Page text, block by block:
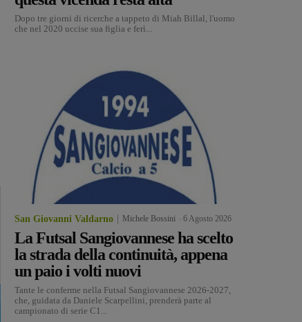
Dopo tre giorni di ricerche a tappeto di Miah Billal, l'uomo
che nel 2020 uccise sua figlia e ferì...
San Giovanni Valdarno Michele Bossini 6 Agosto 2026
La Futsal Sangiovannese ha scelto
la strada della continuità, appena
un paio i volti nuovi
Tante le conferme nella Futsal Sangiovannese 2026-2027,
che, guidata da Daniele Scarpellini, prenderà parte al
campionato di serie C1...